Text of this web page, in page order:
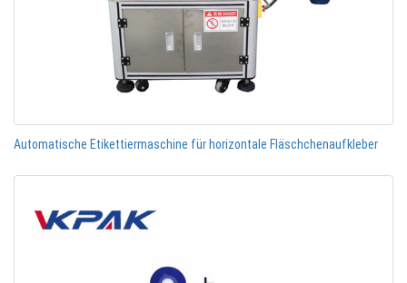
Automatische Etikettiermaschine für horizontale Fläschchenaufkleber